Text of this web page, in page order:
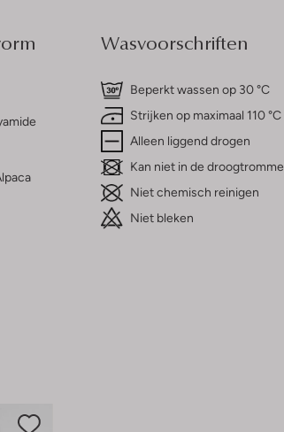
Wasvoorschriften
Beperkt wassen op 30 °C
Strijken op maximaal 110 °C
Alleen liggend drogen
Kan niet in de
Niet chemisch reinigen
Niet bleken